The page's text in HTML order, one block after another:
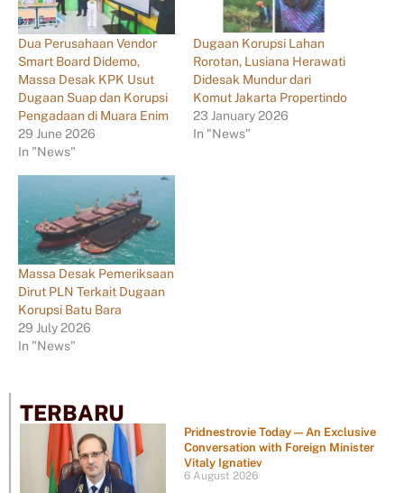
Dua Perusahaan Vendor
Smart Board Didemo,
Massa Desak KPK Usut
Dugaan Suap dan Korupsi
Pengadaan di Muara Enim
29 June 2026
In "News"
Dugaan Korupsi Lahan
Rorotan, Lusiana Herawati
Didesak Mundur dari
Komut Jakarta Propertindo
23 January 2026
In "News"
Massa Desak Pemeriksaan
Dirut PLN Terkait Dugaan
Korupsi Batu Bara
29 July 2026
In "News"
TERBARU
Pridnestrovie Today — An Exclusive
Conversation with Foreign Minister
Vitaly Ignatiev
6 August 2026